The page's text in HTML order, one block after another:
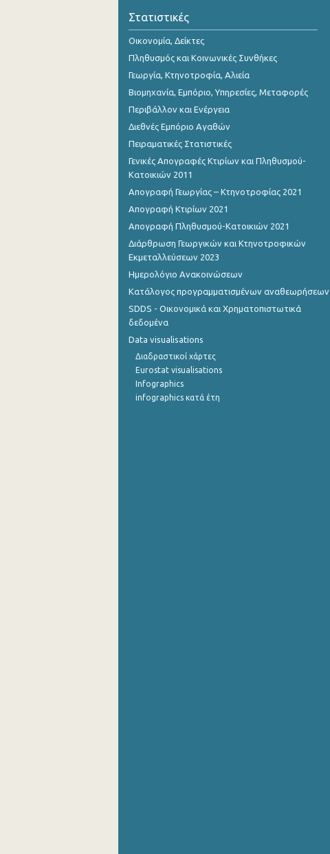
Στατιστικές
Οικονομία, Δείκτες
Πληθυσμός και Κοινωνικές Συνθήκες
Γεωργία, Κτηνοτροφία, Αλιεία
Βιομηχανία, Εμπόριο, Υπηρεσίες, Μεταφορές
Περιβάλλον και Ενέργεια
Διεθνές Εμπόριο Αγαθών
Πειραματικές Στατιστικές
Γενικές Απογραφές Κτιρίων και Πληθυσμού-
Κατοικιών 2011
Απογραφή Γεωργίας – Κτηνοτροφίας 2021
Απογραφή Κτιρίων 2021
Απογραφή Πληθυσμού-Κατοικιών 2021
Διάρθρωση Γεωργικών και Κτηνοτροφικών
Εκμεταλλεύσεων 2023
Ημερολόγιο Ανακοινώσεων
Κατάλογος προγραμματισμένων αναθεωρήσεων
SDDS - Οικονομικά και Χρηματοπιστωτικά
δεδομένα
Data visualisations
Διαδραστικοί χάρτες
Eurostat visualisations
Infographics
infographics κατά έτη